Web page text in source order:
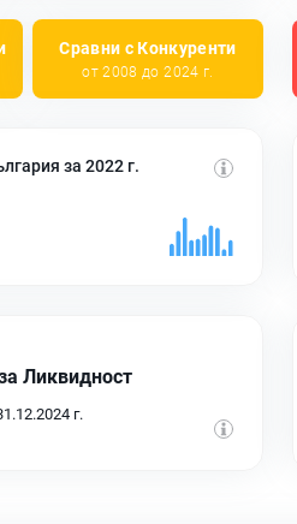
Сравни с Конкуренти
от 2008 до 2024 г.
за 2022 г.
Ликвидност
г.